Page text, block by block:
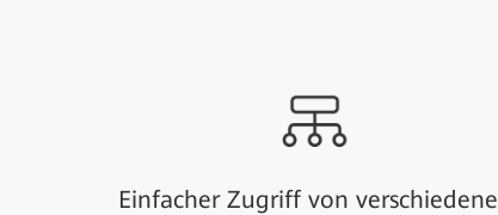
Einfacher Zugriff von